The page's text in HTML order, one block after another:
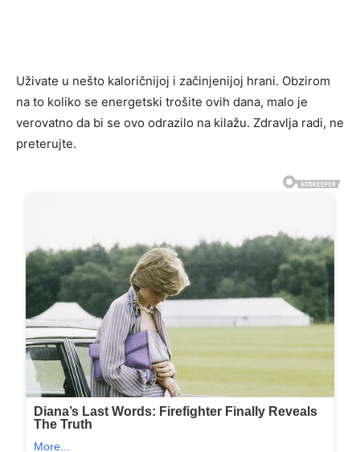
Uživate u nešto kaloričnijoj i začinjenijoj hrani. Obzirom
na to koliko se energetski trošite ovih dana, malo je
verovatno da bi se ovo odrazilo na kilažu. Zdravlja radi, ne
preterujte.